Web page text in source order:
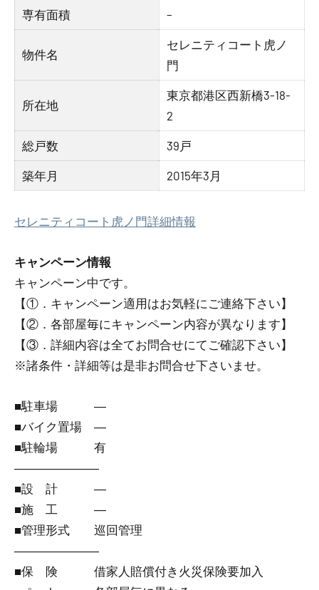
専有面積 –
物件名
セレニティコート虎ノ
門
所在地
東京都港区西新橋3-18-
2
総戸数 39戸
築年月 2015年3月
セレニティコート虎ノ門詳細情報
キャンペーン情報
キャンペーン中です。
【①．キャンペーン適用はお気軽にご連絡下さい】
【②．各部屋毎にキャンペーン内容が異なります】
【③．詳細内容は全てお問合せにてご確認下さい】
※諸条件・詳細等は是非お問合せ下さいませ。
■駐車場 ―
■バイク置場 ―
■駐輪場 有
―――――――
■設 計 ―
■施 工 ―
■管理形式 巡回管理
―――――――
■保 険 借家人賠償付き火災保険要加入